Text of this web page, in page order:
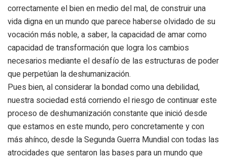
correctamente el bien en medio del mal, de construir una
vida digna en un mundo que parece haberse olvidado de su
vocación más noble, a saber, la capacidad de amar como
capacidad de transformación que logra los cambios
necesarios mediante el desafío de las estructuras de poder
que perpetúan la deshumanización.
Pues bien, al considerar la bondad como una debilidad,
nuestra sociedad está corriendo el riesgo de continuar este
proceso de deshumanización constante que inició desde
que estamos en este mundo, pero concretamente y con
más ahínco, desde la Segunda Guerra Mundial con todas las
atrocidades que sentaron las bases para un mundo que